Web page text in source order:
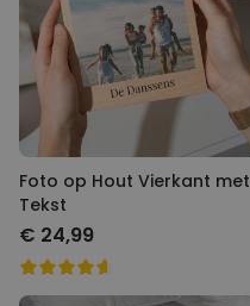
Foto op Hout Vierkant met
Tekst
€ 24,99